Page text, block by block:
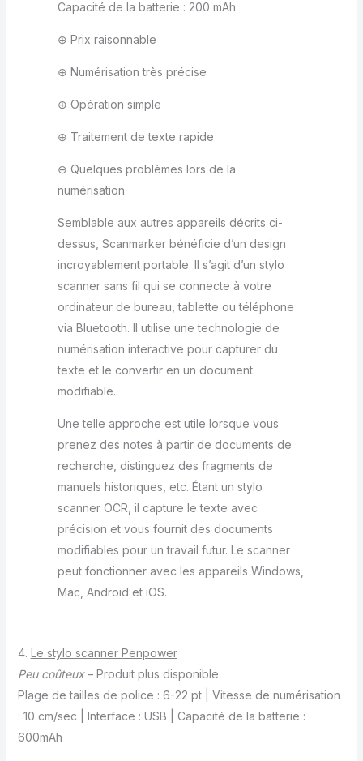
Capacité de la batterie : 200 mAh
⊕ Prix raisonnable
⊕ Numérisation très précise
⊕ Opération simple
⊕ Traitement de texte rapide
⊖ Quelques problèmes lors de la
numérisation
Semblable aux autres appareils décrits ci-
dessus, Scanmarker bénéficie d’un design
incroyablement portable. Il s’agit d’un stylo
scanner sans fil qui se connecte à votre
ordinateur de bureau, tablette ou téléphone
via Bluetooth. Il utilise une technologie de
numérisation interactive pour capturer du
texte et le convertir en un document
modifiable.
Une telle approche est utile lorsque vous
prenez des notes à partir de documents de
recherche, distinguez des fragments de
manuels historiques, etc. Étant un stylo
scanner OCR, il capture le texte avec
précision et vous fournit des documents
modifiables pour un travail futur. Le scanner
peut fonctionner avec les appareils Windows,
Mac, Android et iOS.
4. Le stylo scanner Penpower
Peu coûteux– Produit plus disponible
Plage de tailles de police : 6-22 pt | Vitesse de numérisation
: 10 cm/sec | Interface : USB | Capacité de la batterie :
600mAh